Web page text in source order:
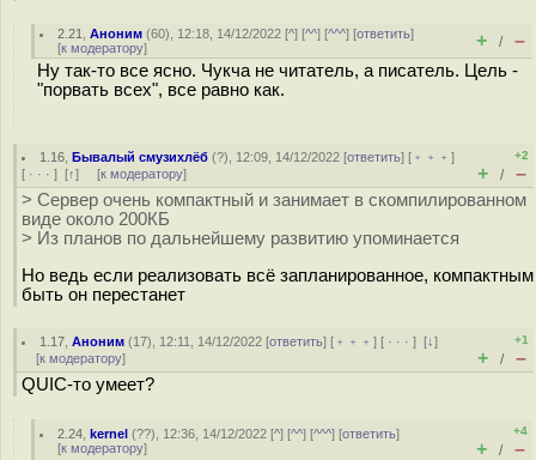
2.21 ,Аноним (60), 12:18, 14/12/2022 [^] [^^] [^^^] [ответить]
[к модератору] + / –
Ну так-то все ясно. Чукча не читатель, а писатель. Цель -
"порвать всех", все равно как.
1.16 ,Бывалый смузихлёб (?), 12:09, 14/12/2022 [ответить] [ ﹢﹢﹢]
[ · · · ] [↑] [к модератору]
+2
+ / –
> Сервер очень компактный и занимает в скомпилированном
виде около 200КБ
> Из планов по дальнейшему развитию упоминается
Но ведь если реализовать всё запланированное, компактным
быть он перестанет
1.17 ,Аноним (17), 12:11, 14/12/2022 [ответить] [ ﹢﹢﹢] [ · · ·][↓]
[к модератору]
+1
+ / –
QUIC-то умеет?
2.24 ,kernel (??), 12:36, 14/12/2022 [^] [^^] [^^^] [ответить]
[к модератору]
+4
+ / –